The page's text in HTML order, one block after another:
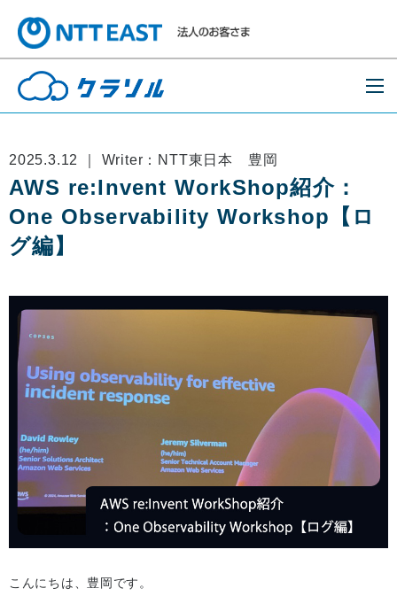
2025.3.12 ｜ Writer：NTT東日本 豊岡
AWS re:Invent WorkShop紹介：
One Observability Workshop【ロ
グ編】
こんにちは、豊岡です。